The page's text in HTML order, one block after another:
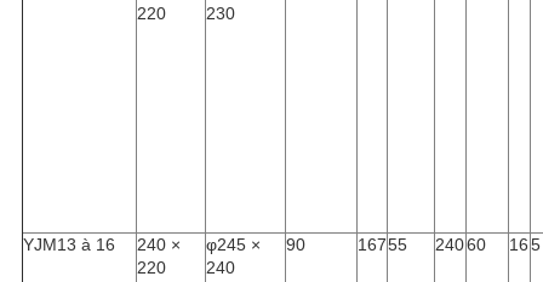
220
230
YJM13 à 16
240 ×
220
φ245 ×
240
90 16755 24060 165